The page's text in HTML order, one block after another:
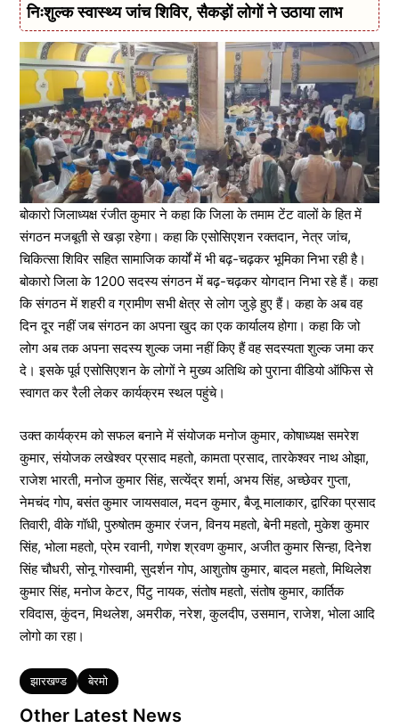
निःशुल्क स्वास्थ्य जांच शिविर, सैकड़ों लोगों ने उठाया लाभ
बोकारो जिलाध्यक्ष रंजीत कुमार ने कहा कि जिला के तमाम टेंट वालों के हित में
संगठन मजबूती से खड़ा रहेगा। कहा कि एसोसिएशन रक्तदान, नेत्र जांच,
चिकित्सा शिविर सहित सामाजिक कार्यों में भी बढ़-चढ़कर भूमिका निभा रही है।
बोकारो जिला के 1200 सदस्य संगठन में बढ़-चढ़कर योगदान निभा रहे हैं। कहा
कि संगठन में शहरी व ग्रामीण सभी क्षेत्र से लोग जुड़े हुए हैं। कहा के अब वह
दिन दूर नहीं जब संगठन का अपना खुद का एक कार्यालय होगा। कहा कि जो
लोग अब तक अपना सदस्य शुल्क जमा नहीं किए हैं वह सदस्यता शुल्क जमा कर
दे। इसके पूर्व एसोसिएशन के लोगों ने मुख्य अतिथि को पुराना वीडियो ऑफिस से
स्वागत कर रैली लेकर कार्यक्रम स्थल पहुंचे।
उक्त कार्यक्रम को सफल बनाने में संयोजक मनोज कुमार, कोषाध्यक्ष समरेश
कुमार, संयोजक लखेश्वर प्रसाद महतो, कामता प्रसाद, तारकेश्वर नाथ ओझा,
राजेश भारती, मनोज कुमार सिंह, सत्येंद्र शर्मा, अभय सिंह, अच्छेवर गुप्ता,
नेमचंद गोप, बसंत कुमार जायसवाल, मदन कुमार, बैजू मालाकार, द्वारिका प्रसाद
तिवारी, वीके गॉधी, पुरुषोतम कुमार रंजन, विनय महतो, बेनी महतो, मुकेश कुमार
सिंह, भोला महतो, प्रेम रवानी, गणेश श्रवण कुमार, अजीत कुमार सिन्हा, दिनेश
सिंह चौधरी, सोनू गोस्वामी, सुदर्शन गोप, आशुतोष कुमार, बादल महतो, मिथिलेश
कुमार सिंह, मनोज केटर, पिंटु नायक, संतोष महतो, संतोष कुमार, कार्तिक
रविदास, कुंदन, मिथलेश, अमरीक, नरेश, कुलदीप, उसमान, राजेश, भोला आदि
लोगो का रहा।
Tags
झारखण्ड बेरमो
Other Latest News